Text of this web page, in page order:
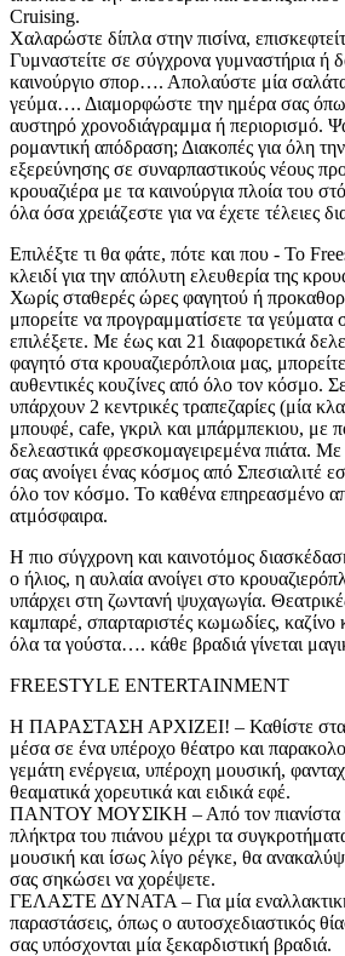
Cruising.
Χαλαρώστε δίπλα στην πισίνα,
Γυμναστείτε σε σύγχρονα γυμναστήρια ή
καινούργιο σπορ…. Απολαύστε μία
γεύμα…. Διαμορφώστε την ημέρα σας
αυστηρό χρονοδιάγραμμα ή περιορισμό.
ρομαντική απόδραση; Διακοπές για όλη την
εξερεύνησης σε συναρπαστικούς νέους
κρουαζιέρα με τα καινούργια πλοία του
όλα όσα χρειάζεστε για να έχετε τέλειες
Επιλέξτε τι θα φάτε, πότε και που - Το
κλειδί για την απόλυτη ελευθερία της
Χωρίς σταθερές ώρες φαγητού ή
μπορείτε να προγραμματίσετε τα γεύματα
επιλέξετε. Με έως και 21 διαφορετικά
φαγητό στα κρουαζιερόπλοια μας,
αυθεντικές κουζίνες από όλο τον κόσμο.
υπάρχουν 2 κεντρικές τραπεζαρίες (μία
μπουφέ, cafe, γκριλ και μπάρμπεκιου, με
δελεαστικά φρεσκομαγειρεμένα πιάτα.
σας ανοίγει ένας κόσμος από Σπεσιαλιτέ
όλο τον κόσμο. Το καθένα επηρεασμένο
ατμόσφαιρα.
Η πιο σύγχρονη και καινοτόμος
ο ήλιος, η αυλαία ανοίγει στο
υπάρχει στη ζωντανή ψυχαγωγία.
καμπαρέ, σπαρταριστές κωμωδίες, καζίνο
όλα τα γούστα…. κάθε βραδιά γίνεται
FREESTYLE ENTERTAINMENT
Η ΠΑΡΑΣΤΑΣΗ ΑΡΧΙΖΕΙ! – Καθίστε στα
μέσα σε ένα υπέροχο θέατρο και
γεμάτη ενέργεια, υπέροχη μουσική,
θεαματικά χορευτικά και ειδικά εφέ.
ΠΑΝΤΟΥ ΜΟΥΣΙΚΗ – Από τον πιανίστα
πλήκτρα του πιάνου μέχρι τα
μουσική και ίσως λίγο ρέγκε, θα
σας σηκώσει να χορέψετε.
ΓΕΛΑΣΤΕ ΔΥΝΑΤΑ – Για μία εναλλακτική
παραστάσεις, όπως ο αυτοσχεδιαστικός
σας υπόσχονται μία ξεκαρδιστική βραδιά.